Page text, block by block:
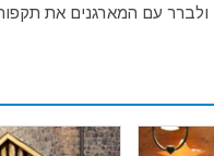
עם המארגנים את